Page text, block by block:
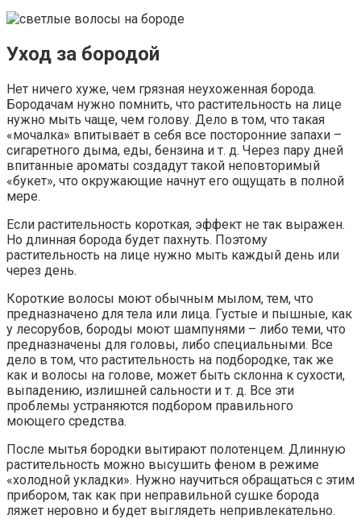
Уход за бородой
Нет ничего хуже, чем грязная неухоженная борода.
Бородачам нужно помнить, что растительность на лице
нужно мыть чаще, чем голову. Дело в том, что такая
«мочалка» впитывает в себя все посторонние запахи –
сигаретного дыма, еды, бензина и т. д. Через пару дней
впитанные ароматы создадут такой неповторимый
«букет», что окружающие начнут его ощущать в полной
мере.
Если растительность короткая, эффект не так выражен.
Но длинная борода будет пахнуть. Поэтому
растительность на лице нужно мыть каждый день или
через день.
Короткие волосы моют обычным мылом, тем, что
предназначено для тела или лица. Густые и пышные, как
у лесорубов, бороды моют шампунями – либо теми, что
предназначены для головы, либо специальными. Все
дело в том, что растительность на подбородке, так же
как и волосы на голове, может быть склонна к сухости,
выпадению, излишней сальности и т. д. Все эти
проблемы устраняются подбором правильного
моющего средства.
После мытья бородки вытирают полотенцем. Длинную
растительность можно высушить феном в режиме
«холодной укладки». Нужно научиться обращаться с этим
прибором, так как при неправильной сушке борода
ляжет неровно и будет выглядеть непривлекательно.